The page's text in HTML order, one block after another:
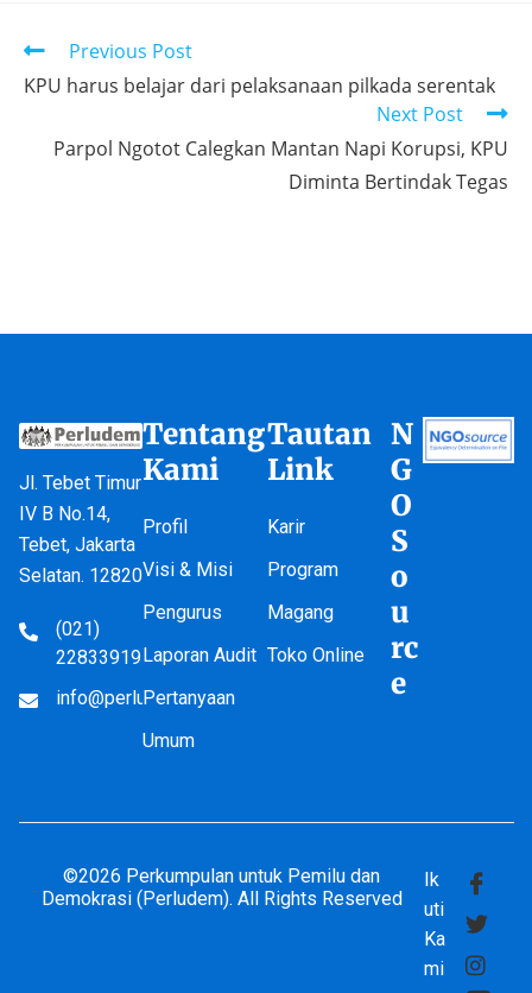
Previous Post
KPU harus belajar dari pelaksanaan pilkada serentak
Next Post
Parpol Ngotot Calegkan Mantan Napi Korupsi, KPU
Diminta Bertindak Tegas
Jl. Tebet Timur
IV B No.14,
Tebet, Jakarta
Selatan. 12820
(021)
22833919
info@perludem.or.id
Tentang
Kami
Profil
Visi & Misi
Pengurus
Laporan Audit
Pertanyaan
Umum
Tautan
Link
Karir
Program
Magang
Toko Online
N
G
O
S
o
u
rc
e
©2026 Perkumpulan untuk Pemilu dan
Demokrasi (Perludem). All Rights Reserved
Ik
uti
Ka
mi